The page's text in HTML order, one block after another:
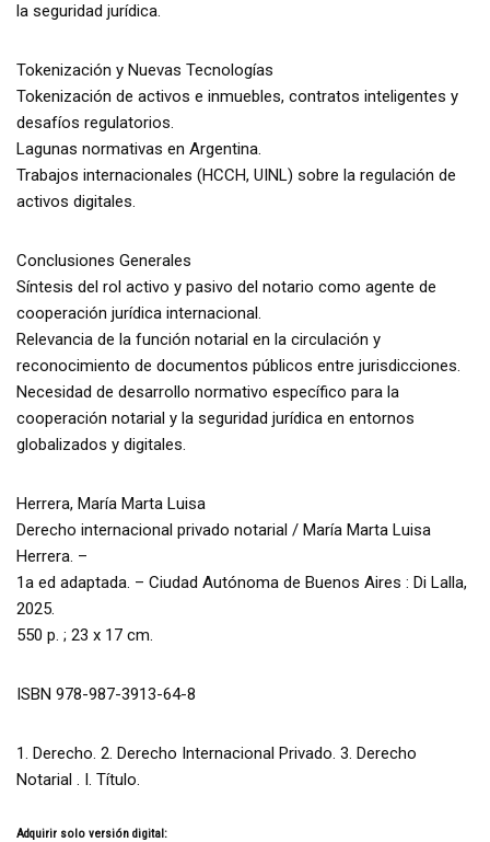
la seguridad jurídica.
Tokenización y Nuevas Tecnologías
Tokenización de activos e inmuebles, contratos inteligentes y
desafíos regulatorios.
Lagunas normativas en Argentina.
Trabajos internacionales (HCCH, UINL) sobre la regulación de
activos digitales.
Conclusiones Generales
Síntesis del rol activo y pasivo del notario como agente de
cooperación jurídica internacional.
Relevancia de la función notarial en la circulación y
reconocimiento de documentos públicos entre jurisdicciones.
Necesidad de desarrollo normativo específico para la
cooperación notarial y la seguridad jurídica en entornos
globalizados y digitales.
Herrera, María Marta Luisa
Derecho internacional privado notarial / María Marta Luisa
Herrera. –
1a ed adaptada. – Ciudad Autónoma de Buenos Aires : Di Lalla,
2025.
550 p. ; 23 x 17 cm.
ISBN 978-987-3913-64-8
1. Derecho. 2. Derecho Internacional Privado. 3. Derecho
Notarial . I. Título.
Adquirir solo versión digital: